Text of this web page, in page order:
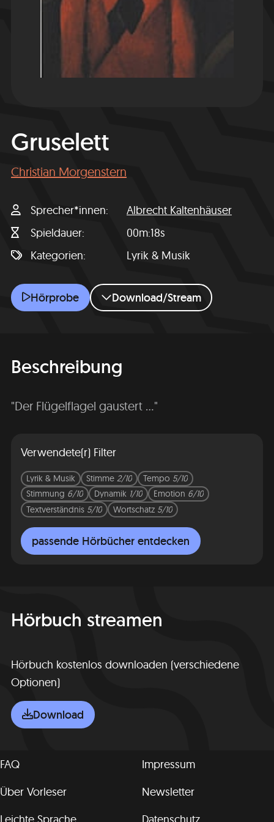
Gruselett
Christian Morgenstern
Sprecher*innen
Albrecht Kaltenhäuser
Spieldauer
00m:18s
Kategorien
Lyrik & Musik
GruselettHörprobe Download/Stream
Beschreibung
"Der Flügelflagel gaustert ..."
Verwendete(r) Filter
Lyrik & Musik Stimme 2/10 Tempo 5/10
Stimmung 6/10 Dynamik 1/10 Emotion 6/10
Textverständnis 5/10 Wortschatz 5/10
passende Hörbücher entdecken
Hörbuch streamen
Hörbuch kostenlos downloaden (verschiedene
Optionen)
Download
FAQ
Über Vorleser
Impressum
Newsletter